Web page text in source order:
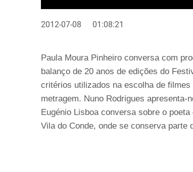
2012-07-08 01:08:21
Paula Moura Pinheiro conversa com
balanço de 20 anos de edições do
critérios utilizados na escolha de
metragem. Nuno Rodrigues
Eugénio Lisboa conversa sobre o
Vila do Conde, onde se conserva parte